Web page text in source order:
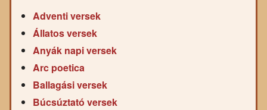
Adventi versek
Állatos versek
Anyák napi versek
Arc poetica
Ballagási versek
Búcsúztató versek